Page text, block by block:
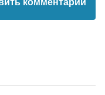
комментарий